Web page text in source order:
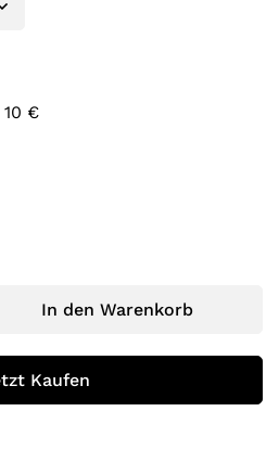
€
In den Warenkorb
Kaufen